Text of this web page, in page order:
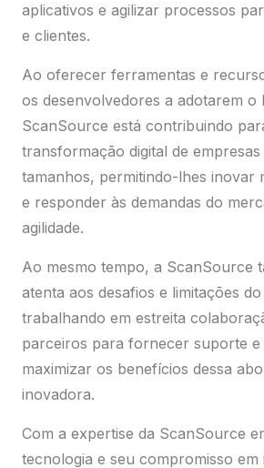
aplicativos e agilizar processos
e clientes.
Ao oferecer ferramentas e
os desenvolvedores a adotarem o
ScanSource está contribuindo
transformação digital de
tamanhos, permitindo-lhes inovar
e responder às demandas do
agilidade.
Ao mesmo tempo, a ScanSource
atenta aos desafios e limitações do
trabalhando em estreita
parceiros para fornecer suporte
maximizar os benefícios dessa
inovadora.
Com a expertise da ScanSource
tecnologia e seu compromisso em